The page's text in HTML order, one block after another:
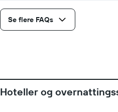
Se flere FAQs
Hoteller og